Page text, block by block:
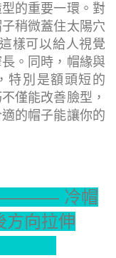
的重要一環。對
稍微蓋住太陽穴
樣可以給人視覺
。同時，帽緣與
特別是額頭短的
僅能改善臉型，
的帽子能讓你的
冷帽
方向拉伸